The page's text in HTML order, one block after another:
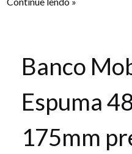
Banco
Espuma
175mm